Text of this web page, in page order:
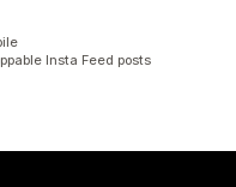
Insta Feed posts